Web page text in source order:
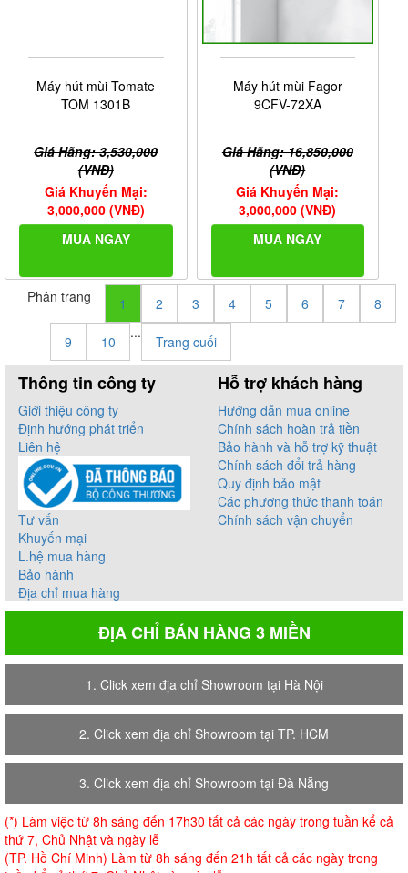
Máy hút mùi Tomate
TOM 1301B
Giá Hãng: 3,530,000
(VNĐ)
Giá Khuyến Mại:
3,000,000 (VNĐ)
MUA NGAY
Máy hút mùi Fagor
9CFV-72XA
Giá Hãng: 16,850,000
(VNĐ)
Giá Khuyến Mại:
3,000,000 (VNĐ)
MUA NGAY
Phân trang 1 2 3 4 5 6 7 8
9 10
...
Trang cuối
Thông tin công ty
Giới thiệu công ty
Định hướng phát triển
Liên hệ
Tư vấn
Khuyến mại
L.hệ mua hàng
Bảo hành
Địa chỉ mua hàng
Hỗ trợ khách hàng
Hướng dẫn mua online
Chính sách hoàn trả tiền
Bảo hành và hỗ trợ kỹ thuật
Chính sách đổi trả hàng
Quy định bảo mật
Các phương thức thanh toán
Chính sách vận chuyển
ĐỊA CHỈ BÁN HÀNG 3 MIỀN
1. Click xem địa chỉ Showroom tại Hà Nội
2. Click xem địa chỉ Showroom tại TP. HCM
3. Click xem địa chỉ Showroom tại Đà Nẵng
(*) Làm việc từ 8h sáng đến 17h30 tất cả các ngày trong tuần kể cả
thứ 7, Chủ Nhật và ngày lễ
(TP. Hồ Chí Minh) Làm từ 8h sáng đến 21h tất cả các ngày trong